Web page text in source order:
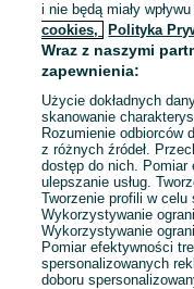
To
i nie będą miały
cookies,
Polityka
Wraz z naszymi
zapewnienia:
Użycie dokładnych
skanowanie
Rozumienie odbiorców
z różnych źródeł.
dostęp do nich. Pomiar
ulepszanie usług.
Tworzenie profili w
Wykorzystywanie
Wykorzystywanie
Pomiar efektywności
spersonalizowanych
doboru